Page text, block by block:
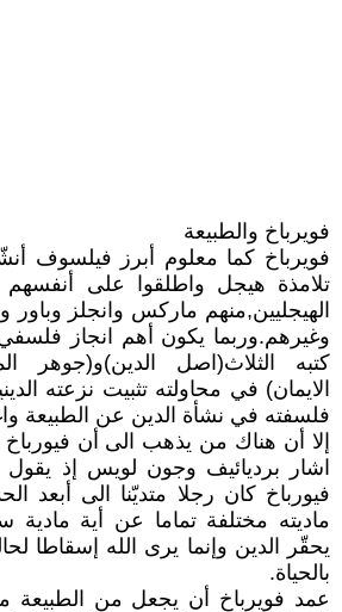
فويرباخ والطبيعة
فويرباخ كما معلوم أبرز فيلسوف
تلامذة هيجل واطلقوا على أنفسهم
الهيجليين,منهم ماركس وانجلز
وغيرهم.وربما يكون أهم انجاز
كتبه الثلاث(اصل الدين)و(جوهر
الايمان) في محاولته تثبيت نزعته
فلسفته في نشأة الدين عن الطبيعة
إلا أن هناك من يذهب الى أن
اشار برديائيف وجون لويس إذ يقول
فيورباخ كان رجلا متديّنا الى أبعد
ماديته مختلفة تماما عن أية مادية
يحقّر الدين وإنما يرى الله إسقاطا
بالحياة.
عمد فويرباخ أن يجعل من الطبيعة